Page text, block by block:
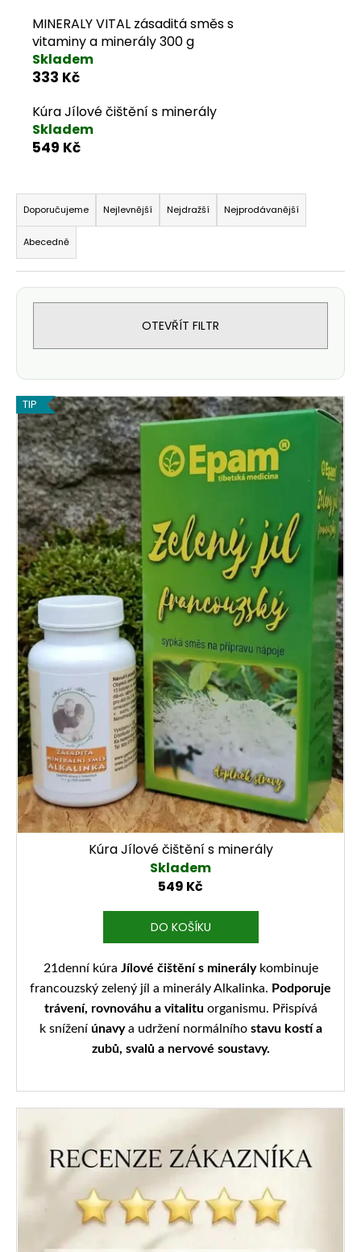
MINERALY VITAL zásaditá směs s
vitaminy a minerály 300 g
Skladem
333 Kč
Kúra Jílové čištění s minerály
Skladem
549 Kč
Řazení produktů
Doporučujeme Nejlevnější Nejdražší Nejprodávanější
Abecedně
OTEVŘÍT FILTR
Výpis produktů
TIP
Kúra Jílové čištění s minerály
Skladem
549 Kč
DO KOŠÍKU
21denní kúra Jílové čištění s minerálykombinuje
francouzský zelený jíl a minerály Alkalinka. Podporuje
trávení, rovnováhu a vitalitu organismu. Přispívá
k snížení únavya udržení normálníhostavu kostí a
zubů, svalů a nervové soustavy.